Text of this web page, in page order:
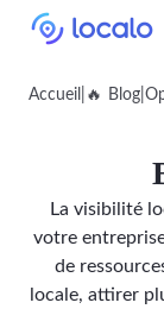
Accueil 🔥 Blog|
La visibilité
votre
de
locale, attirer